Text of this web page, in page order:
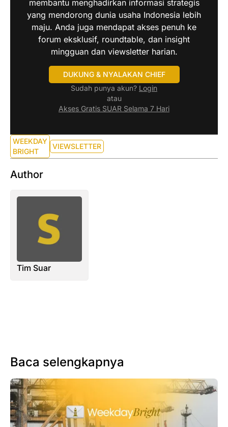
membantu menghadirkan informasi strategis
yang mendorong dunia usaha Indonesia lebih
maju. Anda juga mendapat akses penuh ke
forum eksklusif, roundtable, dan insight
mingguan dan viewsletter harian.
DUKUNG & NYALAKAN CHIEF
Sudah punya akun? Login
atau
Akses Gratis SUAR Selama 7 Hari
WEEKDAY
BRIGHT
VIEWSLETTER
Author
Tim Suar
Baca selengkapnya